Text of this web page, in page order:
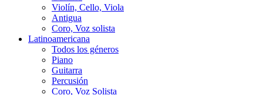
Violín, Cello, Viola
Antigua
Coro, Voz solista
Latinoamericana
Todos los géneros
Piano
Guitarra
Percusión
Coro, Voz Solista